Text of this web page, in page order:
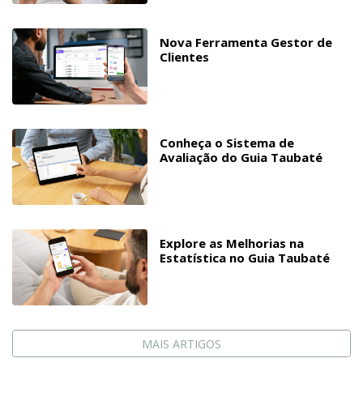
Nova Ferramenta Gestor de
Clientes
Conheça o Sistema de
Avaliação do Guia Taubaté
Explore as Melhorias na
Estatística no Guia Taubaté
MAIS ARTIGOS